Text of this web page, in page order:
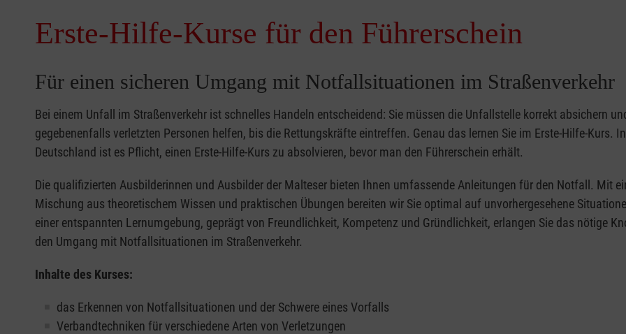
Erste-Hilfe-Kurse für den Führerschein
Für einen sicheren Umgang mit Notfallsituationen im Straßenverkehr
Bei einem Unfall im Straßenverkehr ist schnelles Handeln entscheidend: Sie müssen die Unfallstelle korrekt absichern
gegebenenfalls verletzten Personen helfen, bis die Rettungskräfte eintreffen. Genau das lernen Sie im Erste-Hilfe-Kurs. In
Deutschland ist es Pflicht, einen Erste-Hilfe-Kurs zu absolvieren, bevor man den Führerschein erhält.
Die qualifizierten Ausbilderinnen und Ausbilder der Malteser bieten Ihnen umfassende Anleitungen für den Notfall. Mit
Mischung aus theoretischem Wissen und praktischen Übungen bereiten wir Sie optimal auf unvorhergesehene
einer entspannten Lernumgebung, geprägt von Freundlichkeit, Kompetenz und Gründlichkeit, erlangen Sie das nötige
den Umgang mit Notfallsituationen im Straßenverkehr.
Inhalte des Kurses:
das Erkennen von Notfallsituationen und der Schwere eines Vorfalls
Verbandtechniken für verschiedene Arten von Verletzungen